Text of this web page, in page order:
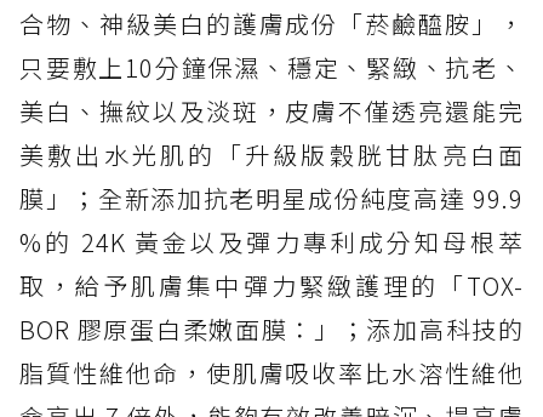
合物、神級美白的護膚成份「菸鹼醯胺」，
只要敷上10分鐘保濕、穩定、緊緻、抗老、
美白、撫紋以及淡斑，皮膚不僅透亮還能完
美敷出水光肌的「升級版穀胱甘肽亮白面
膜」；全新添加抗老明星成份純度高達 99.9
%的 24K 黃金以及彈力專利成分知母根萃
取，給予肌膚集中彈力緊緻護理的「TOX-
BOR 膠原蛋白柔嫩面膜：」；添加高科技的
脂質性維他命，使肌膚吸收率比水溶性維他